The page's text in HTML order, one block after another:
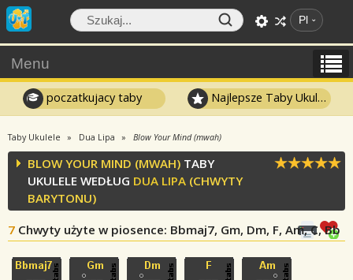
Pl
Menu
poczatkujacy taby Najlepsze Taby Ukulele
Taby Ukulele Dua Lipa Blow Your Mind (mwah)
BLOW YOUR MIND (MWAH) TABY
UKULELE WEDŁUG DUA LIPA (CHWYTY
BARYTONU)
7 Chwyty użyte w piosence: Bbmaj7, Gm, Dm, F, Am, C, Bb